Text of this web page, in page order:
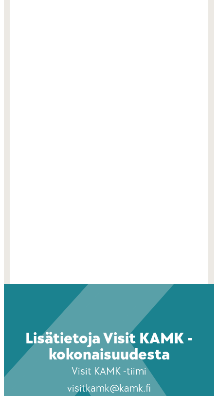
Lisätietoja Visit KAMK -
kokonaisuudesta
Visit KAMK -tiimi
visitkamk@kamk.fi